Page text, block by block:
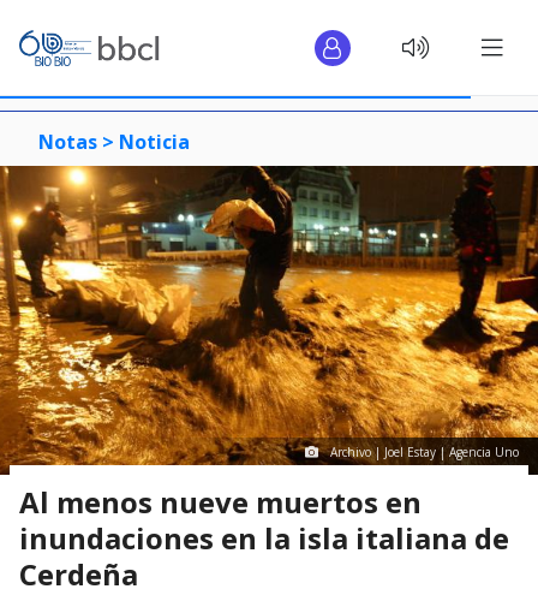
Notas > Noticia
Archivo | Joel Estay | Agencia Uno
Al menos nueve muertos en
inundaciones en la isla italiana de
Cerdeña